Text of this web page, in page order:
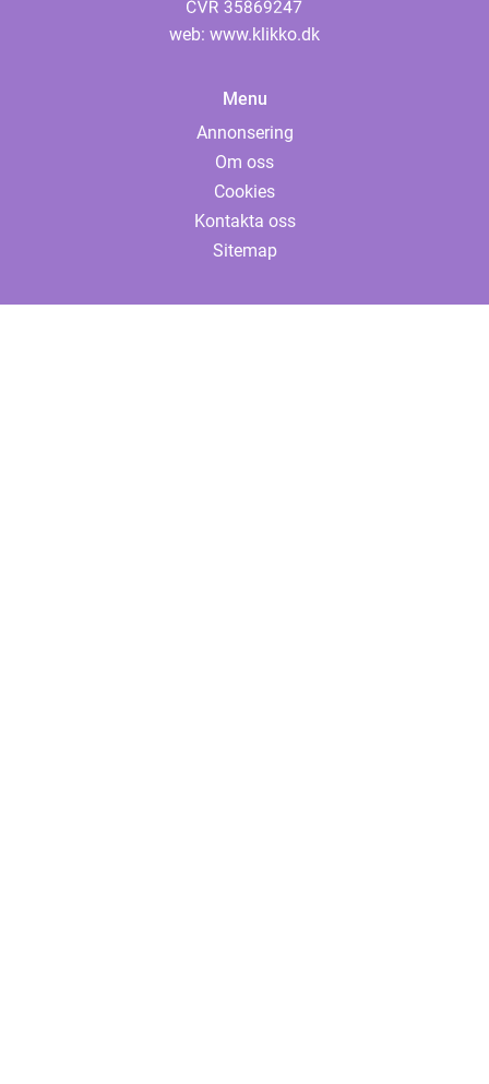
web: www.klikko.dk
Menu
Annonsering
Om oss
Cookies
Kontakta oss
Sitemap